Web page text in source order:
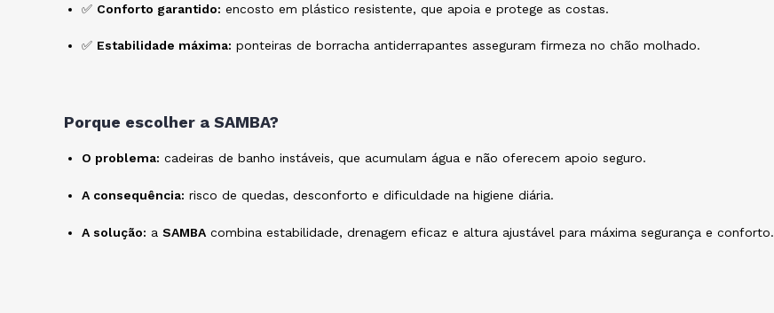
✅ Conforto garantido: encosto em plástico resistente, que apoia e protege as costas.
✅ Estabilidade máxima: ponteiras de borracha antiderrapantes asseguram firmeza no chão molhado.
Porque escolher a SAMBA?
O problema: cadeiras de banho instáveis, que acumulam água e não oferecem apoio seguro.
A consequência: risco de quedas, desconforto e dificuldade na higiene diária.
A solução: a SAMBA combina estabilidade, drenagem eficaz e altura ajustável para máxima segurança e conforto.